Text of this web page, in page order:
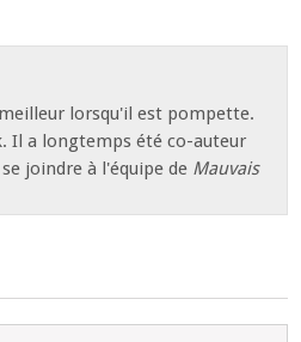
lorsqu'il est pompette.
Il a longtemps été co-auteur
joindre à l'équipe de Mauvais